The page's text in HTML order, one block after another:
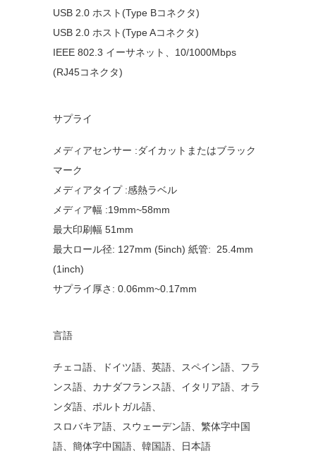
USB 2.0 ホスト(Type Bコネクタ)
USB 2.0 ホスト(Type Aコネクタ)
IEEE 802.3 イーサネット、10/1000Mbps
(RJ45コネクタ)
サプライ
メディアセンサー :ダイカットまたはブラック
マーク
メディアタイプ :感熱ラベル
メディア幅 :19mm~58mm
最大印刷幅 51mm
最大ロール径: 127mm (5inch) 紙管: 25.4mm
(1inch)
サプライ厚さ: 0.06mm~0.17mm
言語
チェコ語、ドイツ語、英語、スペイン語、フラ
ンス語、カナダフランス語、イタリア語、オラ
ンダ語、ポルトガル語、
スロバキア語、スウェーデン語、繁体字中国
語、簡体字中国語、韓国語、日本語